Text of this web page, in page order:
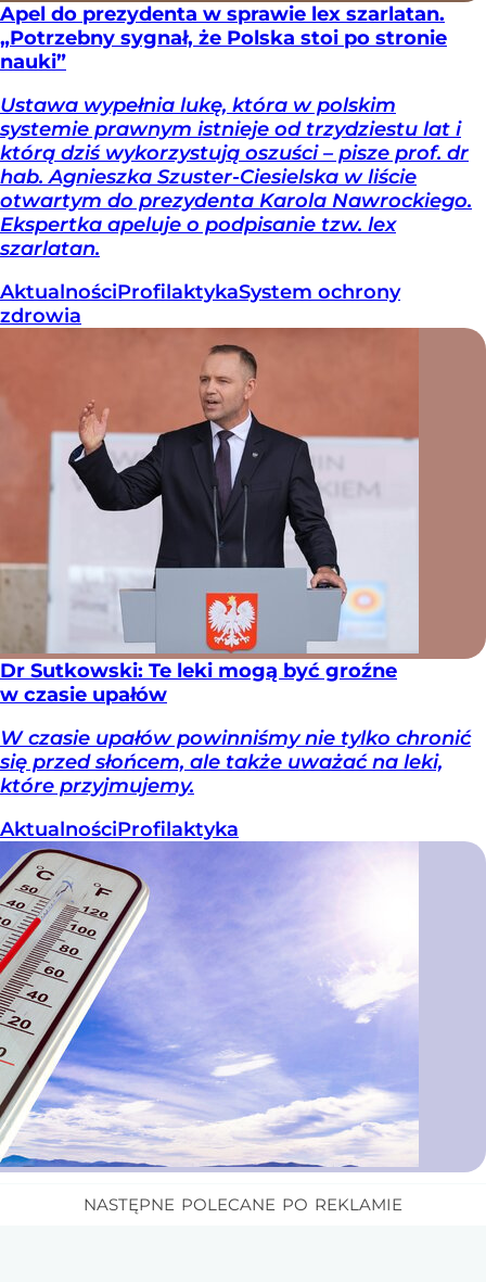
Apel do prezydenta w sprawie lex szarlatan.
„Potrzebny sygnał, że Polska stoi po stronie
nauki”
Ustawa wypełnia lukę, która w polskim
systemie prawnym istnieje od trzydziestu lat i
którą dziś wykorzystują oszuści – pisze prof. dr
hab. Agnieszka Szuster-Ciesielska w liście
otwartym do prezydenta Karola Nawrockiego.
Ekspertka apeluje o podpisanie tzw. lex
szarlatan.
AktualnościProfilaktykaSystem ochrony
zdrowia
Dr Sutkowski: Te leki mogą być groźne
w czasie upałów
W czasie upałów powinniśmy nie tylko chronić
się przed słońcem, ale także uważać na leki,
które przyjmujemy.
AktualnościProfilaktyka